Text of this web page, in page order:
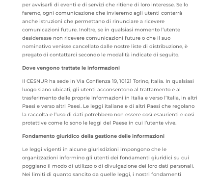
per avvisarli di eventi e di servizi che ritiene di loro interesse. Se lo
faremo, ogni comunicazione che invieremo agli utenti conterrà
anche istruzioni che permettano di rinunciare a ricevere
comunicazioni future. Inoltre, se in qualsiasi momento l’utente
desiderasse non ricevere comunicazioni future o che il suo
nominativo venisse cancellato dalle nostre liste di distribuzione, è
pregato di contattarci secondo le modalità indicate di seguito.
Dove vengono trattate le informazioni
Il CESNUR ha sede in Via Confienza 19, 10121 Torino, Italia. In qualsiasi
luogo siano ubicati, gli utenti acconsentono al trattamento e al
trasferimento delle proprie informazioni in Italia e verso l’Italia, in altri
Paesi e verso altri Paesi. Le leggi italiane e di altri Paesi che regolano
la raccolta e l’uso di dati potrebbero non essere così esaurienti e così
protettive come lo sono le leggi del Paese in cui l’utente vive.
Fondamento giuridico della gestione delle informazioni
Le leggi vigenti in alcune giurisdizioni impongono che le
organizzazioni informino gli utenti dei fondamenti giuridici su cui
poggiano il modo di utilizzo o di divulgazione dei loro dati personali.
Nei limiti di quanto sancito da quelle leggi, i nostri fondamenti